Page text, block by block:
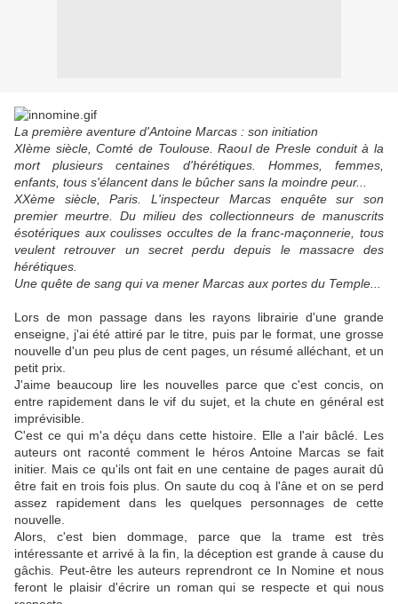
La première aventure d'Antoine Marcas : son initiation
XIème siècle, Comté de Toulouse. Raoul de Presle conduit à la
mort plusieurs centaines d'hérétiques. Hommes, femmes,
enfants, tous s'élancent dans le bûcher sans la moindre peur...
XXème siècle, Paris. L'inspecteur Marcas enquête sur son
premier meurtre. Du milieu des collectionneurs de manuscrits
ésotériques aux coulisses occultes de la franc-maçonnerie, tous
veulent retrouver un secret perdu depuis le massacre des
hérétiques.
Une quête de sang qui va mener Marcas aux portes du Temple...
Lors de mon passage dans les rayons librairie d'une grande
enseigne, j'ai été attiré par le titre, puis par le format, une grosse
nouvelle d'un peu plus de cent pages, un résumé alléchant, et un
petit prix.
J'aime beaucoup lire les nouvelles parce que c'est concis, on
entre rapidement dans le vif du sujet, et la chute en général est
imprévisible.
C'est ce qui m'a déçu dans cette histoire. Elle a l'air bâclé. Les
auteurs ont raconté comment le héros Antoine Marcas se fait
initier. Mais ce qu'ils ont fait en une centaine de pages aurait dû
être fait en trois fois plus. On saute du coq à l'âne et on se perd
assez rapidement dans les quelques personnages de cette
nouvelle.
Alors, c'est bien dommage, parce que la trame est très
intéressante et arrivé à la fin, la déception est grande à cause du
gâchis. Peut-être les auteurs reprendront ce In Nomine et nous
feront le plaisir d'écrire un roman qui se respecte et qui nous